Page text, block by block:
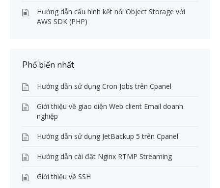
Hướng dẫn cấu hình kết nối Object Storage với
AWS SDK (PHP)
Phổ biến nhất
Hướng dẫn sử dụng Cron Jobs trên Cpanel
Giới thiệu về giao diện Web client Email doanh
nghiệp
Hướng dẫn sử dụng JetBackup 5 trên Cpanel
Hướng dẫn cài đặt Nginx RTMP Streaming
Giới thiệu về SSH